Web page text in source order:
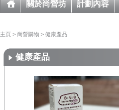
關於尚營坊 計劃內容
主頁 > 尚營購物 > 健康產品
健康產品